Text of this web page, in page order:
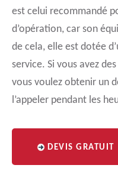
est celui recommandé
d’opération, car son
de cela, elle est dotée
service. Si vous avez
vous voulez obtenir un
l’appeler pendant les
DEVIS GRATUIT